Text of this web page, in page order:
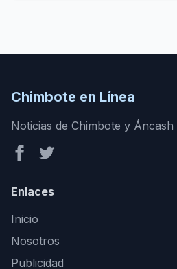
Chimbote en Línea
Noticias de Chimbote y Áncash
Enlaces
Inicio
Nosotros
Publicidad